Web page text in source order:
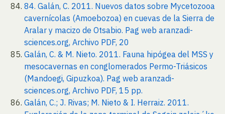
84. Galán, C. 2011. Nuevos datos sobre Mycetozooa
cavernícolas (Amoebozoa) en cuevas de la Sierra de
Aralar y macizo de Otsabio. Pag web aranzadi-
sciences.org, Archivo PDF, 20
Galán, C. & M. Nieto. 2011. Fauna hipógea del MSS y
mesocavernas en conglomerados Permo-Triásicos
(Mandoegi, Gipuzkoa). Pag web aranzadi-
sciences.org, Archivo PDF, 15 pp.
Galán, C.; J. Rivas; M. Nieto & I. Herraiz. 2011.